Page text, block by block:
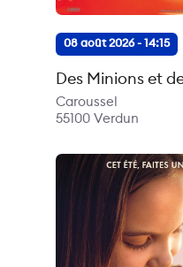
08 août 2026 - 14:15
Des Minions et
Caroussel
55100 Verdun